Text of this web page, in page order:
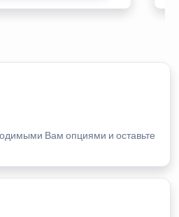
Вам опциями и оставьте